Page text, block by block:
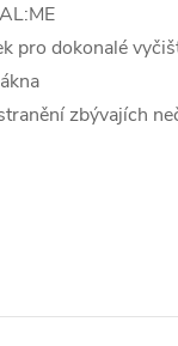
pro dokonalé
zbývajích